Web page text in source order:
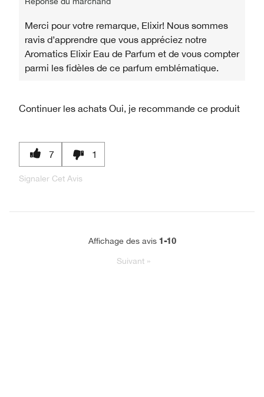
Merci pour votre remarque, Elixir! Nous sommes
ravis d’apprendre que vous appréciez notre
Aromatics Elixir Eau de Parfum et de vous compter
parmi les fidèles de ce parfum emblématique.
Continuer les achats Oui, je recommande ce produit
7 1
Signaler Cet Avis
Affichage des avis 1-10
Suivant »